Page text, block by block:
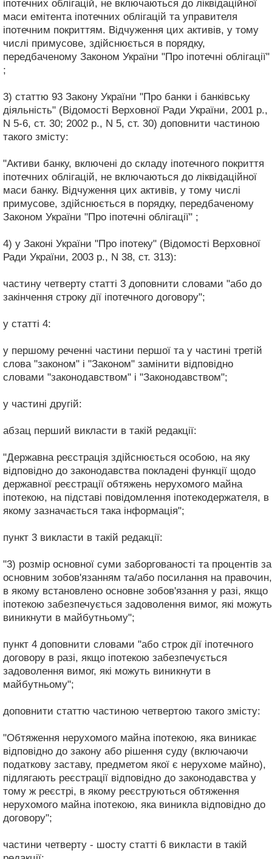
іпотечних облігацій, не включаються до ліквідаційної
маси емітента іпотечних облігацій та управителя
іпотечним покриттям. Відчуження цих активів, у тому
числі примусове, здійснюється в порядку,
передбаченому Законом України "Про іпотечні облігації"
;
3) статтю 93 Закону України "Про банки і банківську
діяльність" (Відомості Верховної Ради України, 2001 р.,
N 5-6, ст. 30; 2002 р., N 5, ст. 30) доповнити частиною
такого змісту:
"Активи банку, включені до складу іпотечного покриття
іпотечних облігацій, не включаються до ліквідаційної
маси банку. Відчуження цих активів, у тому числі
примусове, здійснюється в порядку, передбаченому
Законом України "Про іпотечні облігації" ;
4) у Законі України "Про іпотеку" (Відомості Верховної
Ради України, 2003 р., N 38, ст. 313):
частину четверту статті 3 доповнити словами "або до
закінчення строку дії іпотечного договору";
у статті 4:
у першому реченні частини першої та у частині третій
слова "законом" і "Законом" замінити відповідно
словами "законодавством" і "Законодавством";
у частині другій:
абзац перший викласти в такій редакції:
"Державна реєстрація здійснюється особою, на яку
відповідно до законодавства покладені функції щодо
державної реєстрації обтяжень нерухомого майна
іпотекою, на підставі повідомлення іпотекодержателя, в
якому зазначається така інформація";
пункт 3 викласти в такій редакції:
"3) розмір основної суми заборгованості та процентів за
основним зобов'язанням та/або посилання на правочин,
в якому встановлено основне зобов'язання у разі, якщо
іпотекою забезпечується задоволення вимог, які можуть
виникнути в майбутньому";
пункт 4 доповнити словами "або строк дії іпотечного
договору в разі, якщо іпотекою забезпечується
задоволення вимог, які можуть виникнути в
майбутньому";
доповнити статтю частиною четвертою такого змісту:
"Обтяження нерухомого майна іпотекою, яка виникає
відповідно до закону або рішення суду (включаючи
податкову заставу, предметом якої є нерухоме майно),
підлягають реєстрації відповідно до законодавства у
тому ж реєстрі, в якому реєструються обтяження
нерухомого майна іпотекою, яка виникла відповідно до
договору";
частини четверту - шосту статті 6 викласти в такій